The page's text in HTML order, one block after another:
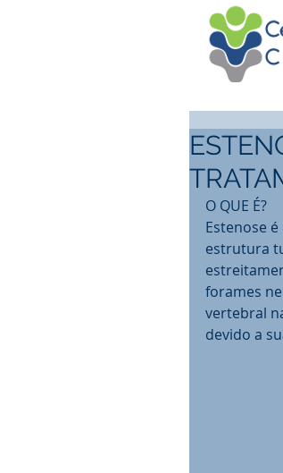
O QUE É?
Estenose
estrutura
forames
vertebral
devido a